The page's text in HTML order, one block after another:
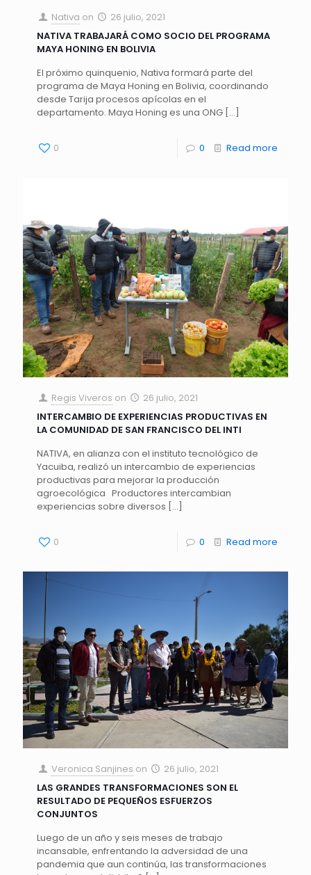
Nativa on
26 julio, 2021
NATIVA TRABAJARÁ COMO SOCIO DEL PROGRAMA
MAYA HONING EN BOLIVIA
El próximo quinquenio, Nativa formará parte del
programa de Maya Honing en Bolivia, coordinando
desde Tarija procesos apícolas en el
departamento. Maya Honing es una ONG […]
0 0 Read more
Regis Viveros on
26 julio, 2021
INTERCAMBIO DE EXPERIENCIAS PRODUCTIVAS EN
LA COMUNIDAD DE SAN FRANCISCO DEL INTI
NATIVA, en alianza con el instituto tecnológico de
Yacuiba, realizó un intercambio de experiencias
productivas para mejorar la producción
agroecológica Productores intercambian
experiencias sobre diversos […]
0 0 Read more
Veronica Sanjines on
26 julio, 2021
LAS GRANDES TRANSFORMACIONES SON EL
RESULTADO DE PEQUEÑOS ESFUERZOS
CONJUNTOS
Luego de un año y seis meses de trabajo
incansable, enfrentando la adversidad de una
pandemia que aun continúa, las transformaciones